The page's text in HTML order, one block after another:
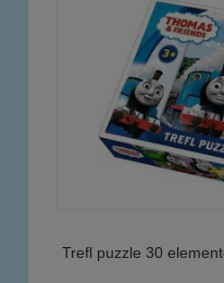
Trefl puzzle 30